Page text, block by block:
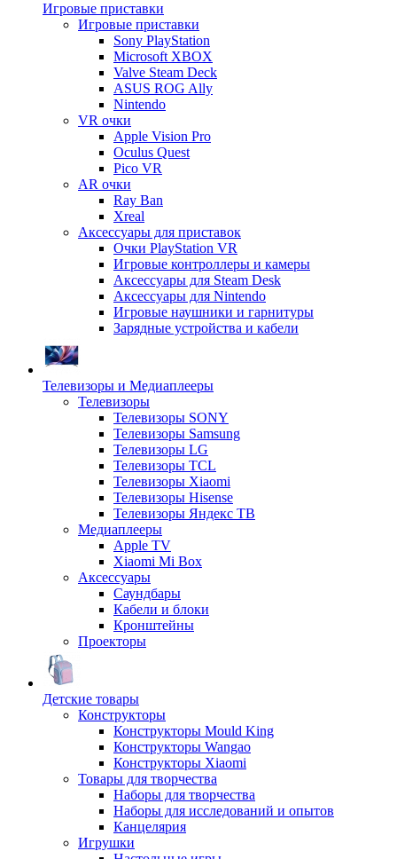
Игровые приставки
Игровые приставки
Sony PlayStation
Microsoft XBOX
Valve Steam Deck
ASUS ROG Ally
Nintendo
VR очки
Apple Vision Pro
Oculus Quest
Pico VR
AR очки
Ray Ban
Xreal
Аксессуары для приставок
Очки PlayStation VR
Игровые контроллеры и камеры
Аксессуары для Steam Desk
Аксессуары для Nintendo
Игровые наушники и гарнитуры
Зарядные устройства и кабели
Телевизоры и Медиаплееры
Телевизоры
Телевизоры SONY
Телевизоры Samsung
Телевизоры LG
Телевизоры TCL
Телевизоры Xiaomi
Телевизоры Hisense
Телевизоры Яндекс ТВ
Медиаплееры
Apple TV
Xiaomi Mi Box
Аксессуары
Саундбары
Кабели и блоки
Кронштейны
Проекторы
Детские товары
Конструкторы
Конструкторы Mould King
Конструкторы Wangao
Конструкторы Xiaomi
Товары для творчества
Наборы для творчества
Наборы для исследований и опытов
Канцелярия
Игрушки